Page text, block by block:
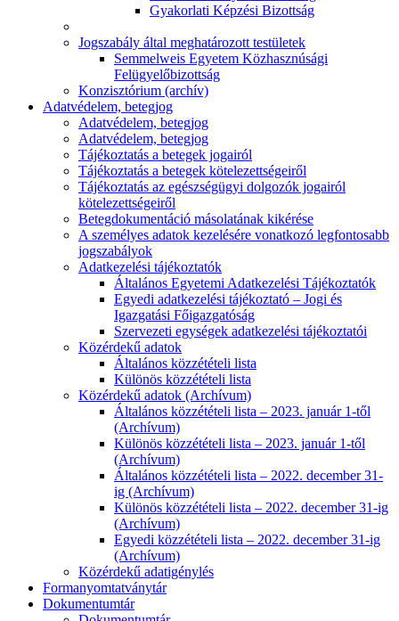
Gyakorlati Képzési Bizottság
Jogszabály által meghatározott testületek
Semmelweis Egyetem Közhasznúsági
Felügyelőbizottság
Konzisztórium (archív)
Adatvédelem, betegjog
Adatvédelem, betegjog
Adatvédelem, betegjog
Tájékoztatás a betegek jogairól
Tájékoztatás a betegek kötelezettségeiről
Tájékoztatás az egészségügyi dolgozók jogairól
kötelezettségeiről
Betegdokumentáció másolatának kikérése
A személyes adatok kezelésére vonatkozó legfontosabb
jogszabályok
Adatkezelési tájékoztatók
Általános Egyetemi Adatkezelési Tájékoztatók
Egyedi adatkezelési tájékoztató – Jogi és
Igazgatási Főigazgatóság
Szervezeti egységek adatkezelési tájékoztatói
Közérdekű adatok
Általános közzétételi lista
Különös közzétételi lista
Közérdekű adatok (Archívum)
Általános közzétételi lista – 2023. január 1-től
(Archívum)
Különös közzétételi lista – 2023. január 1-től
(Archívum)
Általános közzétételi lista – 2022. december 31-
ig (Archívum)
Különös közzétételi lista – 2022. december 31-ig
(Archívum)
Egyedi közzétételi lista – 2022. december 31-ig
(Archívum)
Közérdekű adatigénylés
Formanyomtatványtár
Dokumentumtár